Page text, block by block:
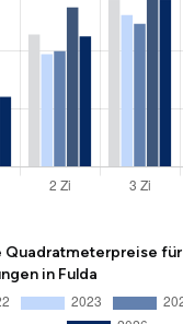
Quadratmeterpreise für
in Fulda